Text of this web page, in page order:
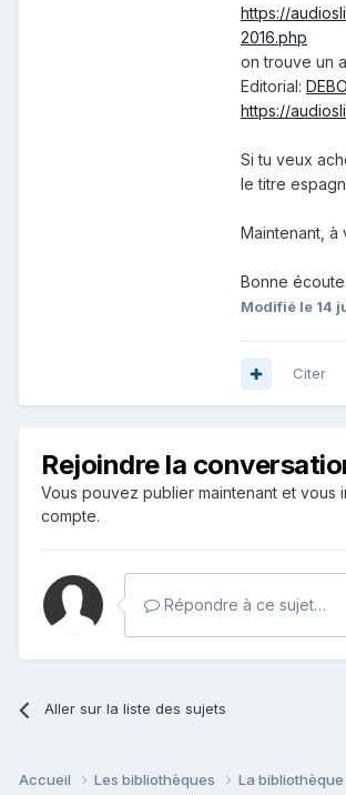
https://
2016.php
on trouve un
Editorial:
https://
Si tu veux
le titre
Maintenant,
Bonne écoute
Modifié le 14
Citer
Rejoindre la
Vous pouvez publier maintenant et vous
compte.
Répondre à ce sujet…
Aller sur la liste des sujets
Accueil Les bibliothèques La